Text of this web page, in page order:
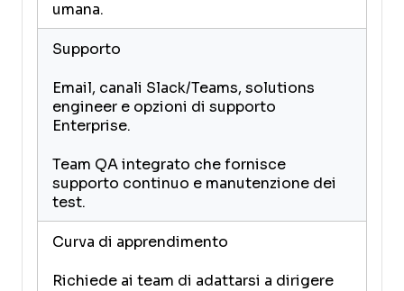
umana.
Supporto
Email, canali Slack/Teams, solutions
engineer e opzioni di supporto
Enterprise.
Team QA integrato che fornisce
supporto continuo e manutenzione dei
test.
Curva di apprendimento
Richiede ai team di adattarsi a dirigere